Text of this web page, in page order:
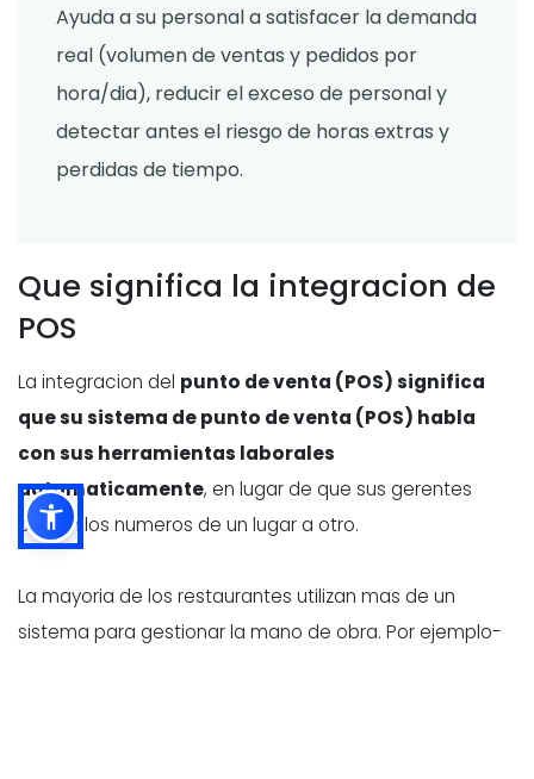
Ayuda a su personal a satisfacer la demanda
real (volumen de ventas y pedidos por
hora/dia), reducir el exceso de personal y
detectar antes el riesgo de horas extras y
perdidas de tiempo.
Que significa la integracion de
POS
La integracion del punto de venta (POS) significa
que su sistema de punto de venta (POS) habla
con sus herramientas laborales
automaticamente, en lugar de que sus gerentes
copien los numeros de un lugar a otro.
La mayoria de los restaurantes utilizan mas de un
sistema para gestionar la mano de obra. Por ejemplo-